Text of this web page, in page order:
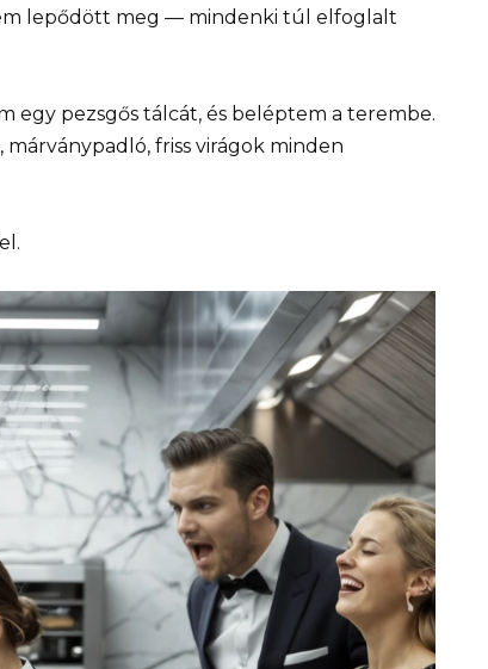
lepődött meg — mindenki túl elfoglalt
egy pezsgős tálcát, és beléptem a terembe.
friss virágok minden